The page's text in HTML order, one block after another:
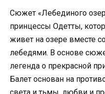
Сюжет «Лебединого
принцессы Одетты,
живет на озере вместе
лебедями. В основе
легенда о прекрасной
Балет основан на